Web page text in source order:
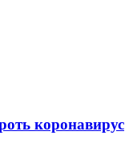
коронавирус